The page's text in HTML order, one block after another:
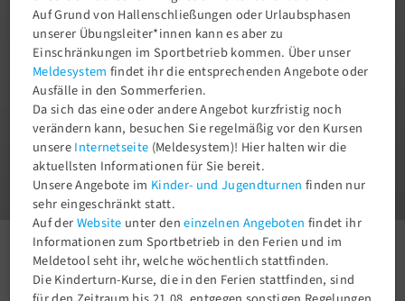
Charlottenburger Turn- und Sportverein von
1858 e.V.
1 3
Turnen Kleinkinderturnen
Auf Grund von Hallenschließungen oder Urlaubsphasen
unserer Übungsleiter*innen kann es aber zu
Einschränkungen im Sportbetrieb kommen. Über unser
Meldesystem findet ihr die entsprechenden Angebote oder
Ausfälle in den Sommerferien.
Da sich das eine oder andere Angebot kurzfristig noch
verändern kann, besuchen Sie regelmäßig vor den Kursen
unsereInternetseite (Meldesystem)! Hier halten wir die
aktuellsten Informationen für Sie bereit.
Unsere Angebote im Kinder- und Jugendturnen finden nur
sehr eingeschränkt statt.
Auf derWebsite unter deneinzelnen Angeboten findet ihr
Informationen zum Sportbetrieb in den Ferien und im
Meldetool seht ihr, welche wöchentlich stattfinden.
Die Kinderturn-Kurse, die in den Ferien stattfinden, sind